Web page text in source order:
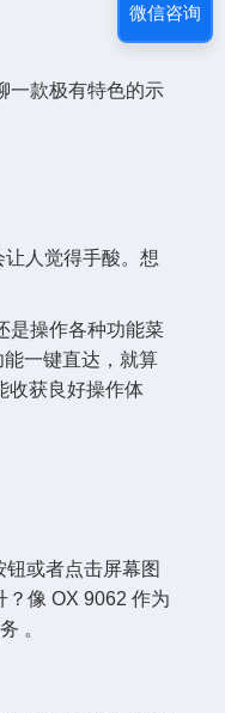
一款极有特色的示
人觉得手酸。想
是操作各种功能菜
一键直达，就算
收获良好操作体
或者点击屏幕图
像 OX 9062 作为
。
微信咨询